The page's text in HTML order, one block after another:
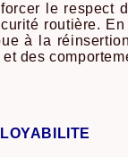
le
routière.
à la
des